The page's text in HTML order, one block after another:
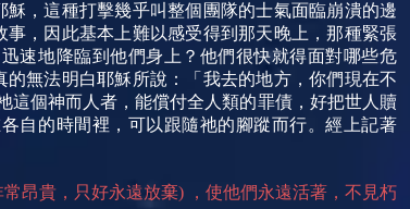
，這種打擊幾乎叫整個團隊的士氣面臨崩潰的邊
，因此基本上難以感受得到那天晚上，那種緊張
速地降臨到他們身上？他們很快就得面對哪些危
無法明白耶穌所說：「我去的地方，你們現在不
這個神而人者，能償付全人類的罪債，好把世人贖
自的時間裡，可以跟隨祂的腳蹤而行。經上記著
昂貴，只好永遠放棄) ，使他們永遠活著，不見朽